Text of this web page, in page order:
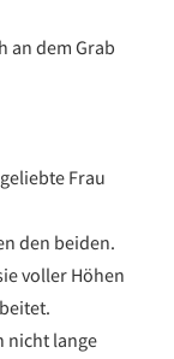
an dem Grab
Frau
den beiden.
voller Höhen
nicht lange